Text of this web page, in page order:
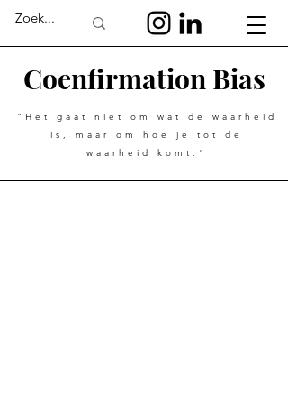
Coenfirmation Bias
"Het gaat niet om wat de waarheid
is, maar om hoe je tot de
waarheid komt."